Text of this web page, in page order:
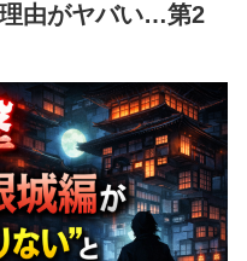
由がヤバい…第2